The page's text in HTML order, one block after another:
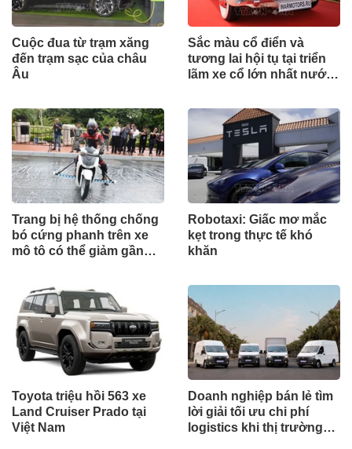
Cuộc đua từ trạm xăng
đến trạm sạc của châu
Âu
Sắc màu cổ điển và
tương lai hội tụ tại triển
lãm xe cổ lớn nhất nước
Trang bị hệ thống chống
bó cứng phanh trên xe
mô tô có thể giảm gần
Robotaxi: Giấc mơ mắc
kẹt trong thực tế khó
khăn
Toyota triệu hồi 563 xe
Land Cruiser Prado tại
Việt Nam
Doanh nghiệp bán lẻ tìm
lời giải tối ưu chi phí
logistics khi thị trường